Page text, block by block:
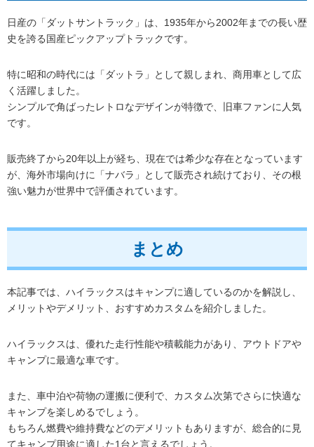
日産の「ダットサントラック」は、1935年から2002年までの長い歴
史を誇る国産ピックアップトラックです。
特に昭和の時代には「ダットラ」として親しまれ、商用車として広
く活躍しました。
シンプルで角ばったレトロなデザインが特徴で、旧車ファンに人気
です。
販売終了から20年以上が経ち、現在では希少な存在となっています
が、海外市場向けに「ナバラ」として販売され続けており、その根
強い魅力が世界中で評価されています。
まとめ
本記事では、ハイラックスはキャンプに適しているのかを解説し、
メリットやデメリット、おすすめカスタムを紹介しました。
ハイラックスは、優れた走行性能や積載能力があり、アウトドアや
キャンプに最適な車です。
また、車中泊や荷物の運搬に便利で、カスタム次第でさらに快適な
キャンプを楽しめるでしょう。
もちろん燃費や維持費などのデメリットもありますが、総合的に見
てキャンプ用途に適した1台と言えるでしょう。